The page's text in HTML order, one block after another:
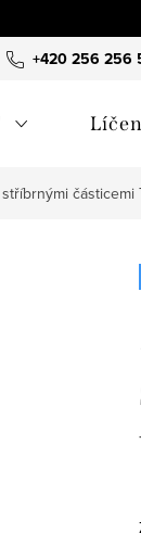
+420 256 256
O nás
částicemi